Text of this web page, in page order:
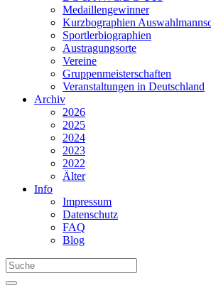
Medaillengewinner
Kurzbographien
Sportlerbiographien
Austragungsorte
Vereine
Gruppenmeisterschaften
Veranstaltungen in Deutschland
Archiv
2026
2025
2024
2023
2022
Älter
Info
Impressum
Datenschutz
FAQ
Blog